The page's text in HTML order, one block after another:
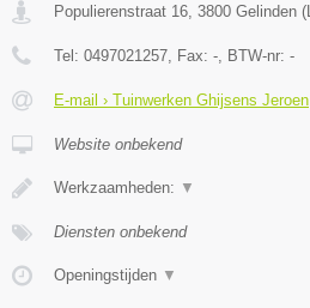
Populierenstraat 16 3800 Gelinden (
Tel: 0497021257 , Fax: - , BTW-nr: -
E-mail › Tuinwerken Ghijsens Jeroen
Website onbekend
Werkzaamheden: ▼
Diensten onbekend
Openingstijden ▼